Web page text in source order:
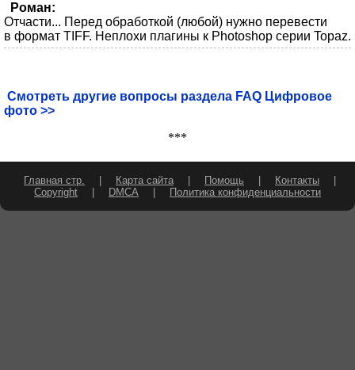
Роман:
Отчасти... Перед обработкой (любой) нужно перевести
в формат TIFF. Неплохи плагины к Photoshop серии Topaz.
Смотреть другие вопросы раздела FAQ Цифровое
фото >>
***
Главная стр. Карта сайта Помощь Контакты
Copyright
DMCA Политика конфиденциальности